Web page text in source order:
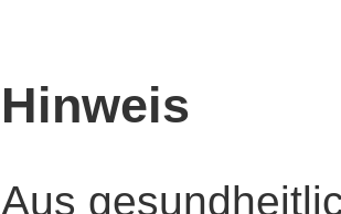
Hinweis
Aus